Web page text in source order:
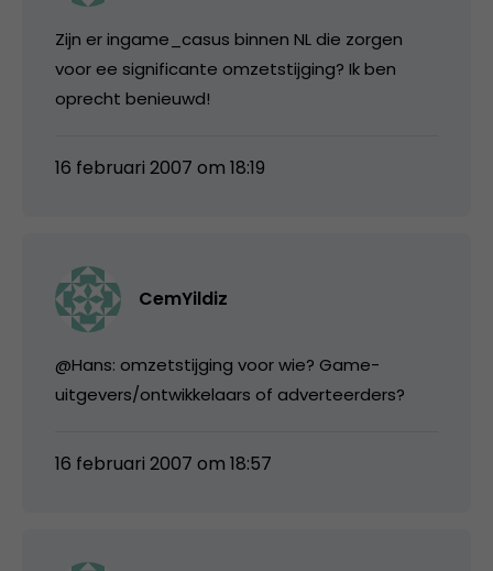
Zijn er ingame_casus binnen NL die zorgen
voor ee significante omzetstijging? Ik ben
oprecht benieuwd!
16 februari 2007 om 18:19
CemYildiz
@Hans: omzetstijging voor wie? Game-
uitgevers/ontwikkelaars of adverteerders?
16 februari 2007 om 18:57